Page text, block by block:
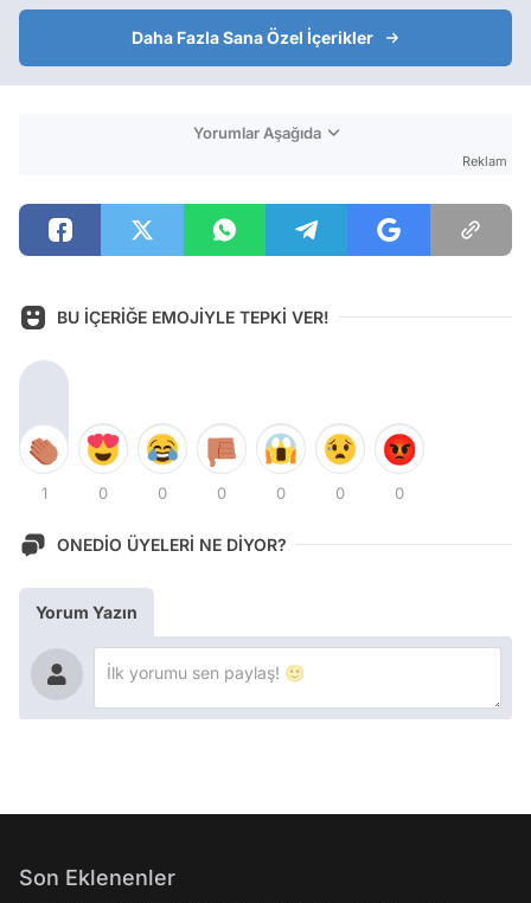
Daha Fazla Sana Özel İçerikler
Yorumlar Aşağıda
Reklam
BU İÇERİĞE EMOJİYLE TEPKİ VER!
1 0 0 0 0 0 0
ONEDİO ÜYELERİ NE DİYOR?
Yorum Yazın
Son Eklenenler